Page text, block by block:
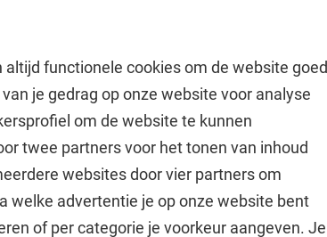
functionele cookies om de website goed
je gedrag op onze website voor analyse
om de website te kunnen
twee partners voor het tonen van inhoud
websites door vier partners om
welke advertentie je op onze website bent
of per categorie je voorkeur aangeven. Je
VUfonds
Over de VU
Contact en route